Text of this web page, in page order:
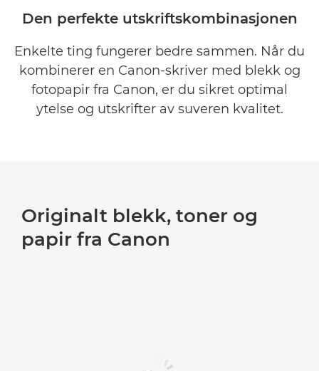
TONER
PAPIR
Den perfekte utskriftskombinasjonen
Enkelte ting fungerer bedre sammen. Når du
kombinerer en Canon-skriver med blekk og
fotopapir fra Canon, er du sikret optimal
ytelse og utskrifter av suveren kvalitet.
Originalt blekk, toner og
papir fra Canon